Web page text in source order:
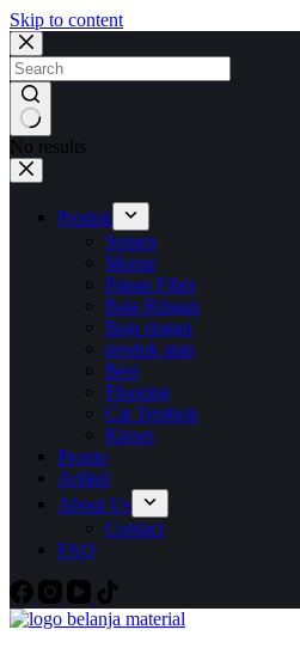
Skip to content
No results
Produk
Semen
Mortar
Papan Fiber
Bata Ringan
Baja ringan
produk atap
Besi
Flooring
Cat Tembok
Kloset
Promo
Artikel
About Us
Contact
FAQ